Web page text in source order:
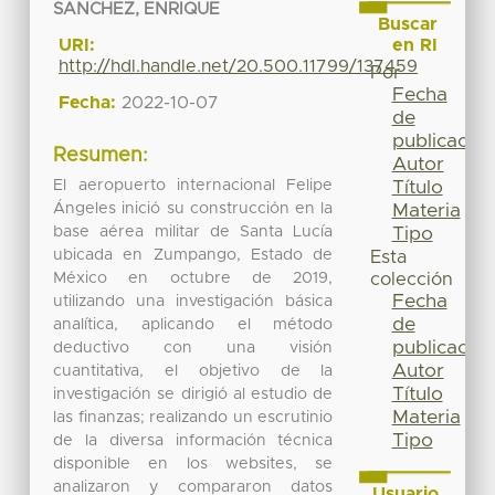
SANCHEZ, ENRIQUE
URI:
http://hdl.handle.net/20.500.11799/137459
Fecha: 2022-10-07
Resumen:
El aeropuerto internacional Felipe
Ángeles inició su construcción en la
base aérea militar de Santa Lucía
ubicada en Zumpango, Estado de
México en octubre de 2019,
utilizando una investigación básica
analítica, aplicando el método
deductivo con una visión
cuantitativa, el objetivo de la
investigación se dirigió al estudio de
las finanzas; realizando un escrutinio
de la diversa información técnica
disponible en los websites, se
analizaron y compararon datos
Buscar
en RI
Por
Fecha
de
publicación
Autor
Título
Materia
Tipo
Esta
colección
Fecha
de
publicación
Autor
Título
Materia
Tipo